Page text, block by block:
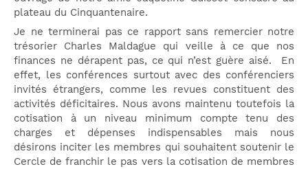
plateau du Cinquantenaire.
Je ne terminerai pas ce rapport sans remercier notre
trésorier Charles Maldague qui veille à ce que nos
finances ne dérapent pas, ce qui n’est guère aisé. En
effet, les conférences surtout avec des conférenciers
invités étrangers, comme les revues constituent des
activités déficitaires. Nous avons maintenu toutefois la
cotisation à un niveau minimum compte tenu des
charges et dépenses indispensables mais nous
désirons inciter les membres qui souhaitent soutenir le
Cercle de franchir le pas vers la cotisation de membres